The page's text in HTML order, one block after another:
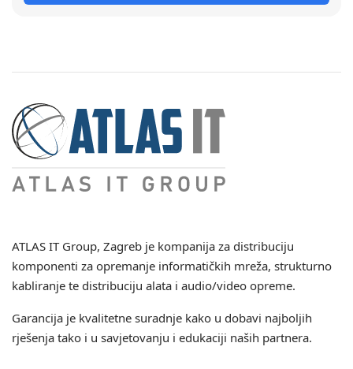
ATLAS IT Group, Zagreb je kompanija za distribuciju
komponenti za opremanje informatičkih mreža, strukturno
kabliranje te distribuciju alata i audio/video opreme.
Garancija je kvalitetne suradnje kako u dobavi najboljih
rješenja tako i u savjetovanju i edukaciji naših partnera.